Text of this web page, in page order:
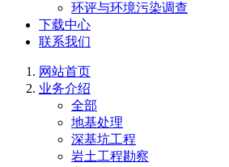
环评与环境污染调查
下载中心
联系我们
网站首页
业务介绍
全部
地基处理
深基坑工程
岩土工程勘察